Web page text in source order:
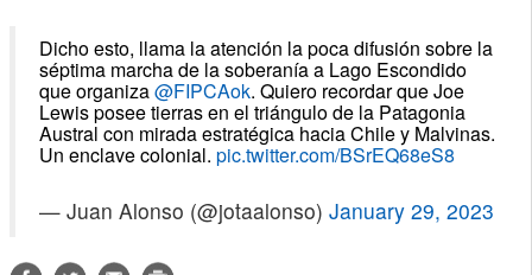
Dicho esto, llama la atención la poca difusión sobre la
séptima marcha de la soberanía a Lago Escondido
que organiza@FIPCAok. Quiero recordar que Joe
Lewis posee tierras en el triángulo de la Patagonia
Austral con mirada estratégica hacia Chile y Malvinas.
Un enclave colonial. pic.twitter.com/BSrEQ68eS8
— Juan Alonso (@jotaalonso) January 29, 2023